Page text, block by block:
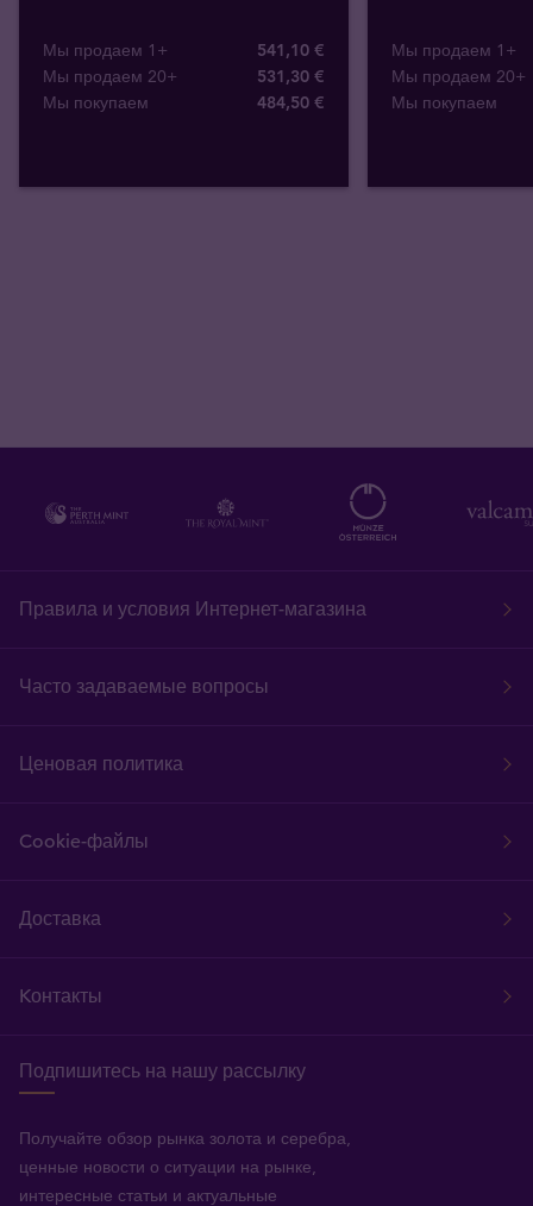
Мы продаем 1+
541,10 €
Мы продаем 20+
531,30 €
Мы покупаем
484,50 €
Мы продаем 1+
Мы продаем 20+
Мы покупаем
Правила и условия Интернет-магазина
Часто задаваемые вопросы
Ценовая политика
Cookie-файлы
Доставка
Kонтакты
Подпишитесь на нашу рассылку
Получайте обзор рынка золота и серебра,
ценные новости о ситуации на рынке,
интересные статьи и актуальные